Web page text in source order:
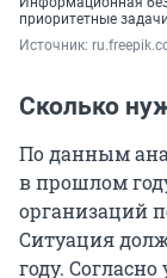
приоритетные
Источник:
Сколько
По данным
в прошлом
организаций
Ситуация
году.